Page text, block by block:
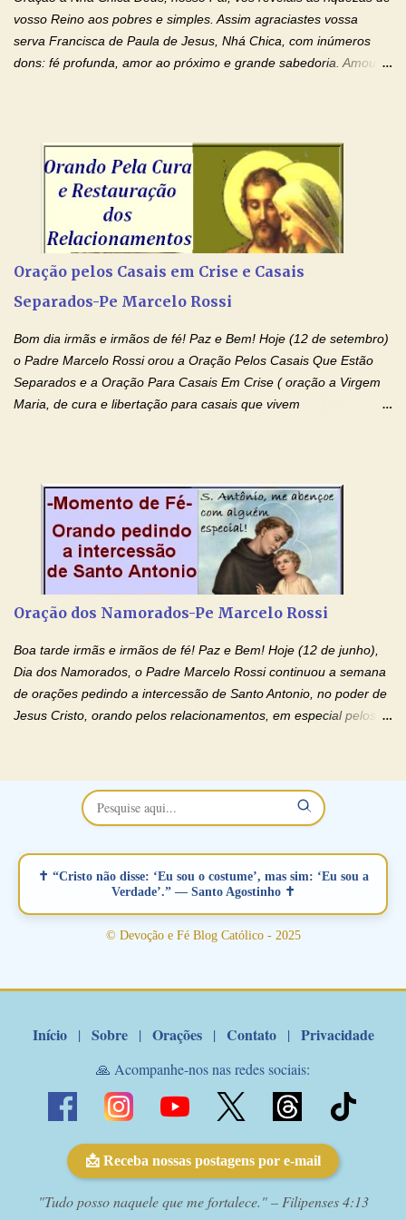
ensanguentadas e infinitamente poderosas. Eu reconheço,
apesar de toda a minha limitação e da infinidade dos meus ...
vosso Reino aos pobres e simples. Assim agraciastes vossa
serva Francisca de Paula de Jesus, Nhá Chica, com inúmeros
dons: fé profunda, amor ao próximo e grande sabedoria. Amou a
Senhor Jesus Cristo, vosso Filho, na unidade do Espírito Santo.
Amém. Novena a Nhá Chica (Oração para obter os favores
celestiais através da intercessão da Serva de Deus Nhá Chica)
(Rezar durante nove dias seguidos ou intercalados) Nhá Chica,
recorro a vós como intercessora entre a Bondade Divina e as
necessidades humanas. Peço-vos, como favor espiritual, que
entregueis nas mãos do Santíssimo o meu pedido urgente (Fazer
o pedido). Acolhei, Nhá Chica, no vosso coração bondoso as
Oração pelos Casais em Crise e Casais
Separados-Pe Marcelo Rossi
Bom dia irmãs e irmãos de fé! Paz e Bem! Hoje (12 de setembro)
o Padre Marcelo Rossi orou a Oração Pelos Casais Que Estão
Separados e a Oração Para Casais Em Crise ( oração a Virgem
Maria, de cura e libertação para casais que vivem
no programa de rádio Momento de Fé, pela cura dos
relacionamentos. Seu relacionamento está doente? Você está
sofrendo? Então ouça o Momento de Fé e entre nesta corrente
de orações abençoadas, d eixe o Amor Ágape de Jesus curar e
restaurar você e seu relacionamento. Adriana-Devoção e Fé
Oração Pelos Casais Que Estão Separados Casais que estão
separados, devido ao envolvimento de outras pessoas no
relacionamento e que minaram, espiritualmente, a relação do
casal. Vamos orar (coloque o seu esposo ou esposa diante de
Deus). "Senhor Jesus, restaura os laços ...
Oração dos Namorados-Pe Marcelo Rossi
Boa tarde irmãs e irmãos de fé! Paz e Bem! Hoje (12 de junho),
Dia dos Namorados, o Padre Marcelo Rossi continuou a semana
de orações pedindo a intercessão de Santo Antonio, no poder de
Jesus Cristo, orando pelos relacionamentos, em especial pelos
maravilhosos cartões que coloquei aqui para vocês. Não perca
esta abençoada semana no Momento de Fé do Padre Marcelo,
vamos juntos formar esta forte corrente de orações. Você que
verdadeiro, ou que está com problemas no relacionamento
amoroso, creia na poderosa intercessão deste santo amigo:
Santo Antonio! Tenha fé, não desista, pois ele intercede por nós
junto a Jesus! Fique no Amor Ágape de Jesus e no Amor Materno
✝ “Cristo não disse: ‘Eu sou o costume’, mas sim: ‘Eu sou a
Verdade’.” — Santo Agostinho ✝
© Devoção e Fé Blog Católico - 2025
Início | Sobre | Orações | Contato | Privacidade
🙏 Acompanhe-nos nas redes sociais:
📩 Receba nossas postagens por e-mail
"Tudo posso naquele que me fortalece." – Filipenses 4:13